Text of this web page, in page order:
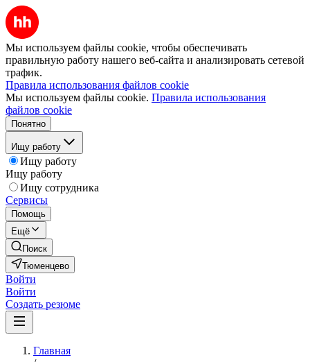
Мы используем файлы cookie, чтобы обеспечивать
правильную работу нашего веб-сайта и анализировать сетевой
трафик.
Правила использования файлов cookie
Мы используем файлы cookie. Правила использования
файлов cookie
Понятно
Ищу работу
Ищу работу
Ищу работу
Ищу сотрудника
Сервисы
Помощь
Ещё
Поиск
Тюменцево
Войти
Войти
Создать резюме
Главная